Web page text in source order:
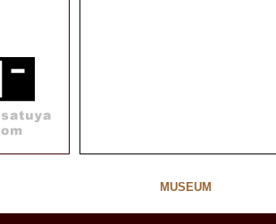
MUSEUM